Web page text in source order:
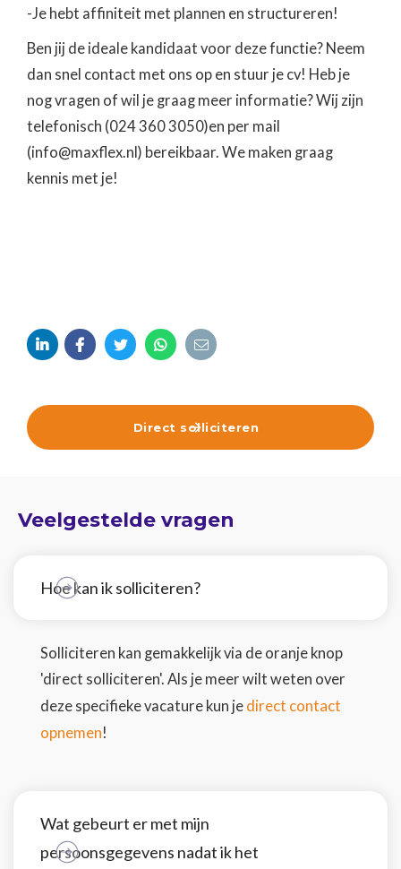
-Je hebt affiniteit met plannen en structureren!
Ben jij de ideale kandidaat voor deze functie? Neem
dan snel contact met ons op en stuur je cv! Heb je
nog vragen of wil je graag meer informatie? Wij zijn
telefonisch (024 360 3050)en per mail
(info@maxflex.nl) bereikbaar. We maken graag
kennis met je!
    
Direct solliciteren

Veelgestelde vragen
Hoe kan ik solliciteren?
Solliciteren kan gemakkelijk via de oranje knop
'direct solliciteren'. Als je meer wilt weten over
deze specifieke vacature kun je direct contact
opnemen!
Wat gebeurt er met mijn
persoonsgegevens nadat ik het